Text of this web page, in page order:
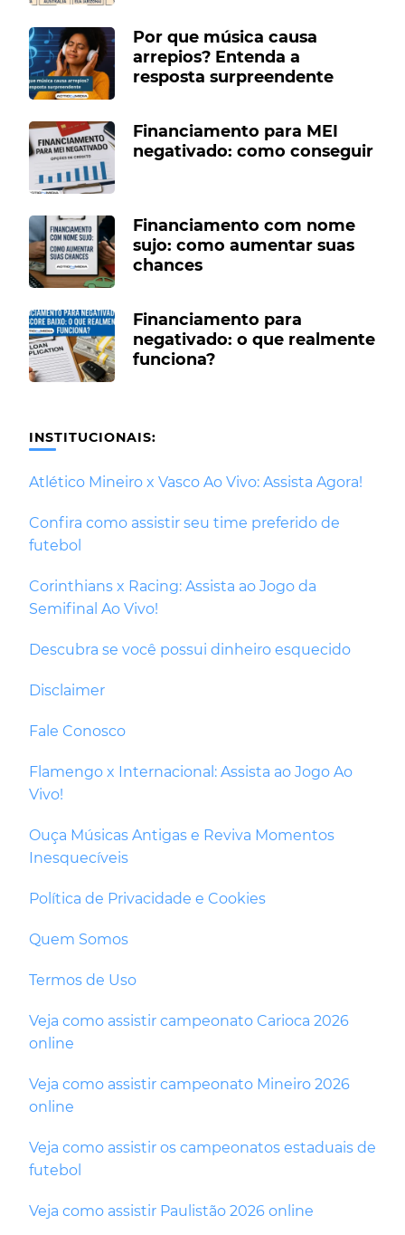
Por que música causa
arrepios? Entenda a
resposta surpreendente
Financiamento para MEI
negativado: como conseguir
Financiamento com nome
sujo: como aumentar suas
chances
Financiamento para
negativado: o que realmente
funciona?
INSTITUCIONAIS:
Atlético Mineiro x Vasco Ao Vivo: Assista Agora!
Confira como assistir seu time preferido de
futebol
Corinthians x Racing: Assista ao Jogo da
Semifinal Ao Vivo!
Descubra se você possui dinheiro esquecido
Disclaimer
Fale Conosco
Flamengo x Internacional: Assista ao Jogo Ao
Vivo!
Ouça Músicas Antigas e Reviva Momentos
Inesquecíveis
Política de Privacidade e Cookies
Quem Somos
Termos de Uso
Veja como assistir campeonato Carioca 2026
online
Veja como assistir campeonato Mineiro 2026
online
Veja como assistir os campeonatos estaduais de
futebol
Veja como assistir Paulistão 2026 online